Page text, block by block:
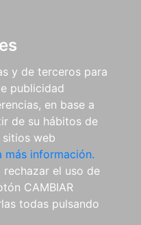
y de terceros para
publicidad
en base a
de su hábitos de
web
más información.
el uso de
CAMBIAR
todas pulsando